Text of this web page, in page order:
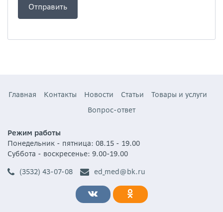
Главная Контакты Новости Статьи
Товары и услуги
Вопрос-ответ
Режим работы
Понедельник - пятница: 08.15 - 19.00
Суббота - воскресенье: 9.00-19.00
(3532) 43-07-08
ed_med@bk.ru